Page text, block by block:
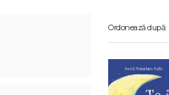
Ordonează după: